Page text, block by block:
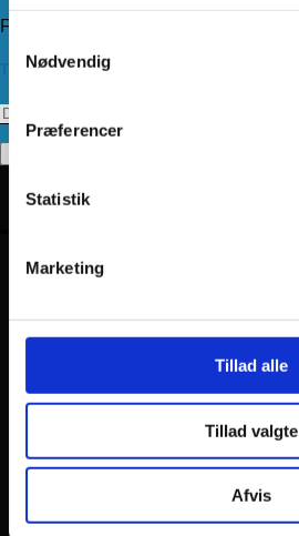
Nødvendig
Præferencer
Statistik
Marketing
Tillad alle
Tillad valgte
Afvis
Følg os
Tilmeld dig vores nyhedsbrev